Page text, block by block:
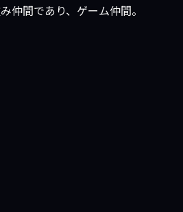
仲間であり、ゲーム仲間。